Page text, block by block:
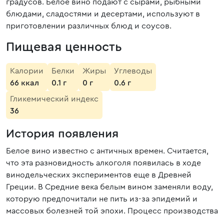
градусов. Белое вино подают с сырами, рыбными
блюдами, сладостями и десертами, используют в
приготовлении различных блюд и соусов.
Пищевая ценность
Калории
66 ккал
Белки
0.1 г
Жиры
0 г
Углеводы
0.6 г
Гликемический индекс
36
История появления
Белое вино известно с античных времен. Считается,
что эта разновидность алкоголя появилась в ходе
винодельческих экспериментов еще в Древней
Греции. В Средние века белым вином заменяли воду,
которую предпочитали не пить из-за эпидемий и
массовых болезней той эпохи. Процесс производства